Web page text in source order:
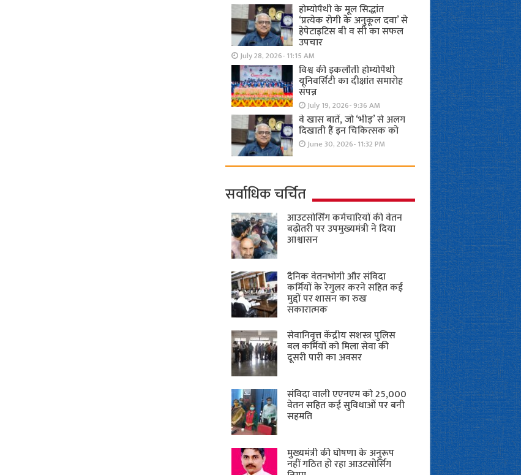
होम्योपैथी के मूल सिद्धांत
‘प्रत्येक रोगी केे अनुकूल दवा’ से
हेपेटाइटिस बी व सी का सफल
उपचार
July 28, 2026- 11:15 AM
विश्व की इकलौती होम्योपैथी
यूनिवर्सिटी का दीक्षांत समारोह
संपन्न
July 19, 2026- 9:36 AM
वे खास बातें, जो ‘भीड़’ से अलग
दिखाती हैं इन चिकित्सक को
June 30, 2026- 11:32 PM
सर्वाधिक चर्चित
आउटसोर्सिंग कर्मचारियों की वेतन
बढ़ोतरी पर उपमुख्यमंत्री ने दिया
आश्वासन
दैनिक वेतनभोगी और संविदा
कर्मियों के रेगुलर करने सहित कई
मुद्दों पर शासन का रुख
सकारात्मक
सेवानिवृत्त केंद्रीय सशस्त्र पुलिस
बल ​कर्मियों को मिला सेवा की
दूसरी पारी का अवसर
संविदा वाली एएनएम को 25,000
वेतन सहित कई सुविधाओं पर बनी
सहमति
मुख्यमंत्री की घोषणा के अनुरूप
नहीं गठित हो रहा आउटसोर्सिंग